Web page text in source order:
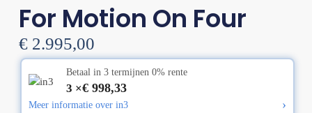
For Motion On Four
€2.995,00
Betaal in 3 termijnen 0% rente
3 ×€998,33
Meer informatie over in3 ›